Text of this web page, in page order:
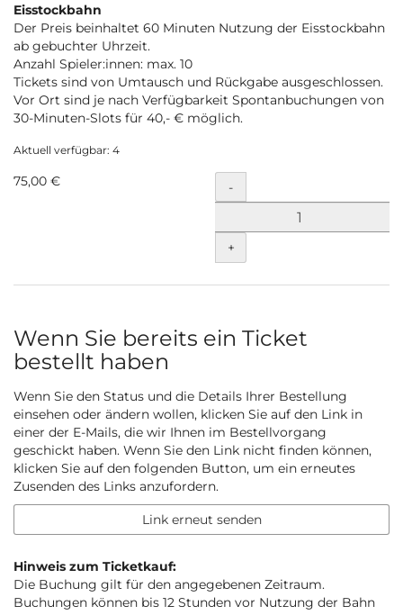
Unkategorisierte
Produkte
Eisstockbahn
Der Preis beinhaltet 60 Minuten Nutzung der Eisstockbahn
ab gebuchter Uhrzeit.
Anzahl Spieler:innen: max. 10
Tickets sind von Umtausch und Rückgabe ausgeschlossen.
Vor Ort sind je nach Verfügbarkeit Spontanbuchungen von
30-Minuten-Slots für 40,- € möglich.
Aktuell verfügbar: 4
75,00 € Menge
-
+
Wenn Sie bereits ein Ticket
bestellt haben
Wenn Sie den Status und die Details Ihrer Bestellung
einsehen oder ändern wollen, klicken Sie auf den Link in
einer der E-Mails, die wir Ihnen im Bestellvorgang
geschickt haben. Wenn Sie den Link nicht finden können,
klicken Sie auf den folgenden Button, um ein erneutes
Zusenden des Links anzufordern.
Link erneut senden
Hinweis zum Ticketkauf:
Die Buchung gilt für den angegebenen Zeitraum.
Buchungen können bis 12 Stunden vor Nutzung der Bahn